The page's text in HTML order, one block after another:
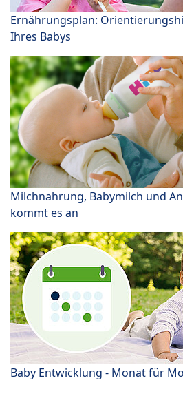
Ernährungsplan:
Ihres Babys
Milchnahrung, Babymilch und
kommt es an
Baby Entwicklung - Monat für